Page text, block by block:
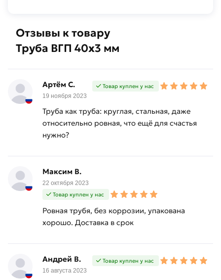
Отзывы к товару
Труба ВГП 40х3 мм
Артём С.
19 ноября 2023
Товар куплен у нас
Труба как труба: круглая, стальная, даже
относительно ровная, что ещё для счастья
нужно?
Максим В.
22 октября 2023
Товар куплен у нас
Ровная трубя, без коррозии, упакована
хорошо. Доставка в срок
Андрей В.
16 августа 2023
Товар куплен у нас